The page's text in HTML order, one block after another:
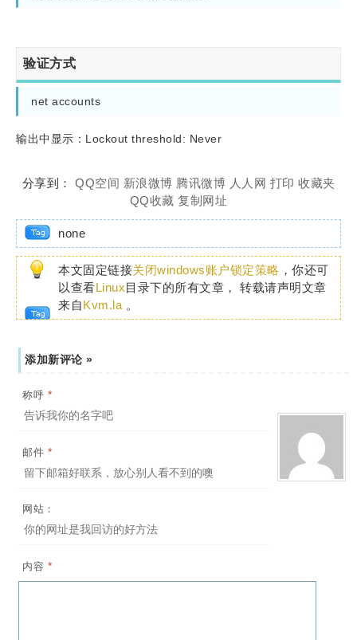
验证方式
net accounts
输出中显示：Lockout threshold: Never
分享到： QQ空间 新浪微博 腾讯微博 人人网 打印 收藏夹
QQ收藏 复制网址
none
本文固定链接关闭windows账户锁定策略 ，你还可
以查看Linux目录下的所有文章， 转载请声明文章
来自Kvm.la 。
添加新评论 »
称呼 *
邮件 *
网站：
内容 *